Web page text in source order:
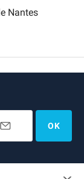
Nantes
OK